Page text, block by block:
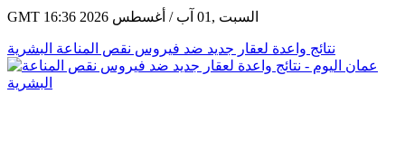
GMT 16:36 2026 السبت ,01 آب / أغسطس
نتائج واعدة لعقار جديد ضد فيروس نقص المناعة البشرية